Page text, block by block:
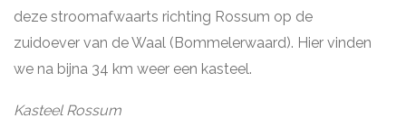
deze stroomafwaarts richting Rossum op de
zuidoever van de Waal (Bommelerwaard). Hier vinden
we na bijna 34 km weer een kasteel.
Kasteel Rossum